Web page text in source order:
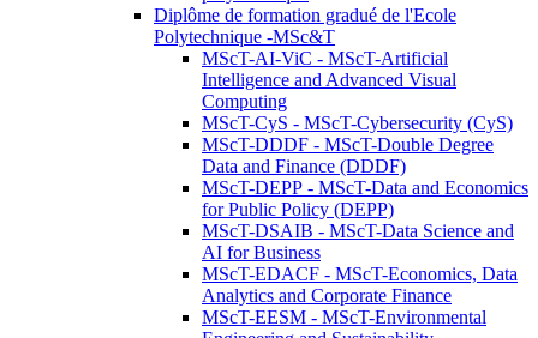
Diplôme de formation gradué de l'Ecole
Polytechnique -MSc&T
MScT-AI-ViC - MScT-Artificial
Intelligence and Advanced Visual
Computing
MScT-CyS - MScT-Cybersecurity (CyS)
MScT-DDDF - MScT-Double Degree
Data and Finance (DDDF)
MScT-DEPP - MScT-Data and Economics
for Public Policy (DEPP)
MScT-DSAIB - MScT-Data Science and
AI for Business
MScT-EDACF - MScT-Economics, Data
Analytics and Corporate Finance
MScT-EESM - MScT-Environmental